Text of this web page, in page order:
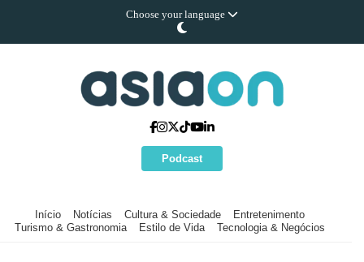
Choose your language
Podcast
Início Notícias Cultura & Sociedade
Entretenimento
Turismo & Gastronomia
Estilo de Vida Tecnologia & Negócios